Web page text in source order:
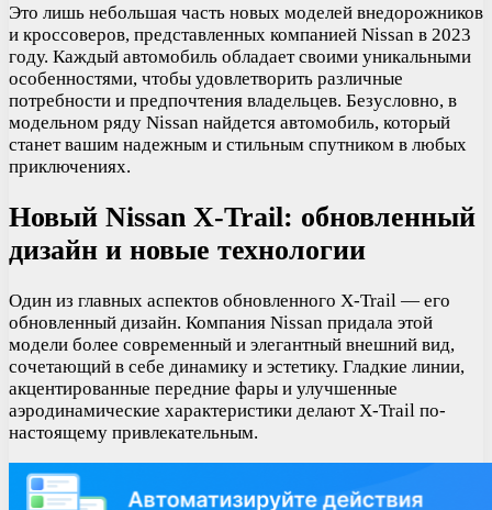
Это лишь небольшая часть новых моделей внедорожников
и кроссоверов, представленных компанией Nissan в 2023
году. Каждый автомобиль обладает своими уникальными
особенностями, чтобы удовлетворить различные
потребности и предпочтения владельцев. Безусловно, в
модельном ряду Nissan найдется автомобиль, который
станет вашим надежным и стильным спутником в любых
приключениях.
Новый Nissan X-Trail: обновленный
дизайн и новые технологии
Один из главных аспектов обновленного X-Trail — его
обновленный дизайн. Компания Nissan придала этой
модели более современный и элегантный внешний вид,
сочетающий в себе динамику и эстетику. Гладкие линии,
акцентированные передние фары и улучшенные
аэродинамические характеристики делают X-Trail по-
настоящему привлекательным.